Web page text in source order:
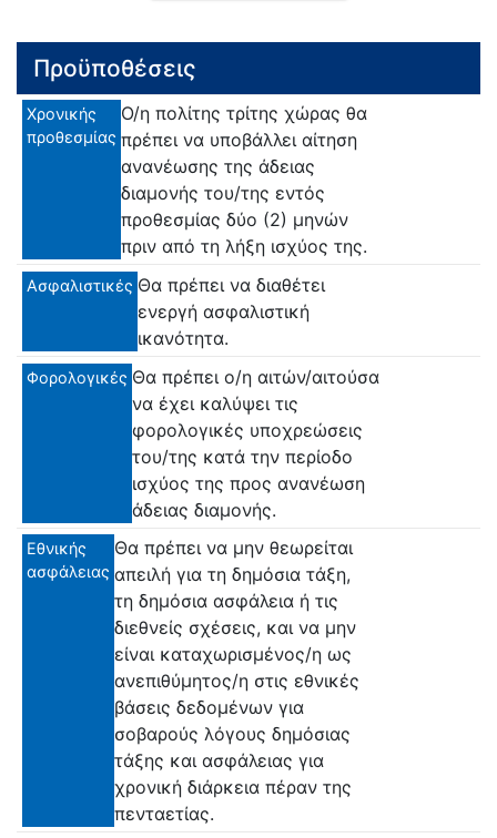
Προϋποθέσεις
Χρονικής
προθεσμίας
Ο/η πολίτης τρίτης χώρας θα
πρέπει να υποβάλλει αίτηση
ανανέωσης της άδειας
διαμονής του/της εντός
προθεσμίας δύο (2) μηνών
πριν από τη λήξη ισχύος της.
Ασφαλιστικές Θα πρέπει να διαθέτει
ενεργή ασφαλιστική
ικανότητα.
Φορολογικές Θα πρέπει ο/η αιτών/αιτούσα
να έχει καλύψει τις
φορολογικές υποχρεώσεις
του/της κατά την περίοδο
ισχύος της προς ανανέωση
άδειας διαμονής.
Εθνικής
ασφάλειας
Θα πρέπει να μην θεωρείται
απειλή για τη δημόσια τάξη,
τη δημόσια ασφάλεια ή τις
διεθνείς σχέσεις, και να μην
είναι καταχωρισμένος/η ως
ανεπιθύμητος/η στις εθνικές
βάσεις δεδομένων για
σοβαρούς λόγους δημόσιας
τάξης και ασφάλειας για
χρονική διάρκεια πέραν της
πενταετίας.